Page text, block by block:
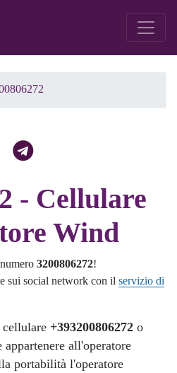
- Cellulare
Wind
3200806272!
sui social network con il servizio di
+393200806272 o
appartenere all'operatore
portabilità l'operatore